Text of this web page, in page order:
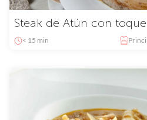
Steak de Atún con
< 15 min